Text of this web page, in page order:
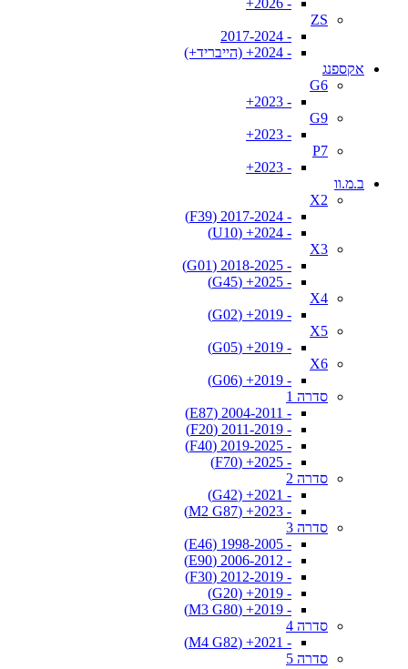
- 2026+
ZS
- 2017-2024
- 2024+ (הייבריד+)
אקספנג
G6
- 2023+
G9
- 2023+
P7
- 2023+
ב.מ.וו
X2
- 2017-2024 (F39)
- 2024+ (U10)
X3
- 2018-2025 (G01)
- 2025+ (G45)
X4
- 2019+ (G02)
X5
- 2019+ (G05)
X6
- 2019+ (G06)
סדרה 1
- 2004-2011 (E87)
- 2011-2019 (F20)
- 2019-2025 (F40)
- 2025+ (F70)
סדרה 2
- 2021+ (G42)
- 2023+ (M2 G87)
סדרה 3
- 1998-2005 (E46)
- 2006-2012 (E90)
- 2012-2019 (F30)
- 2019+ (G20)
- 2019+ (M3 G80)
סדרה 4
- 2021+ (M4 G82)
סדרה 5